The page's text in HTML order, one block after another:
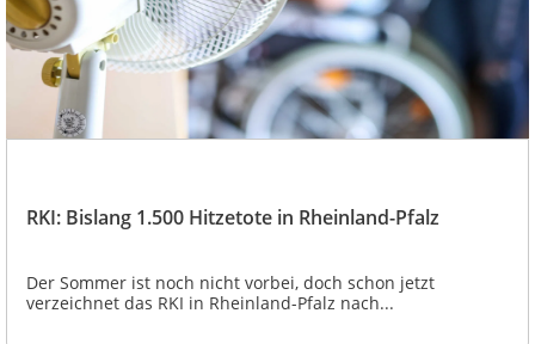
RKI: Bislang 1.500 Hitzetote in Rheinland-Pfalz
Der Sommer ist noch nicht vorbei, doch schon jetzt
verzeichnet das RKI in Rheinland-Pfalz nach...